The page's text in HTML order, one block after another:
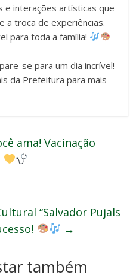
e interações artísticas que
a troca de experiências.
para toda a família!
se para um dia incrível!
da Prefeitura para mais
ama! Vacinação
“Salvador Pujals
→
também